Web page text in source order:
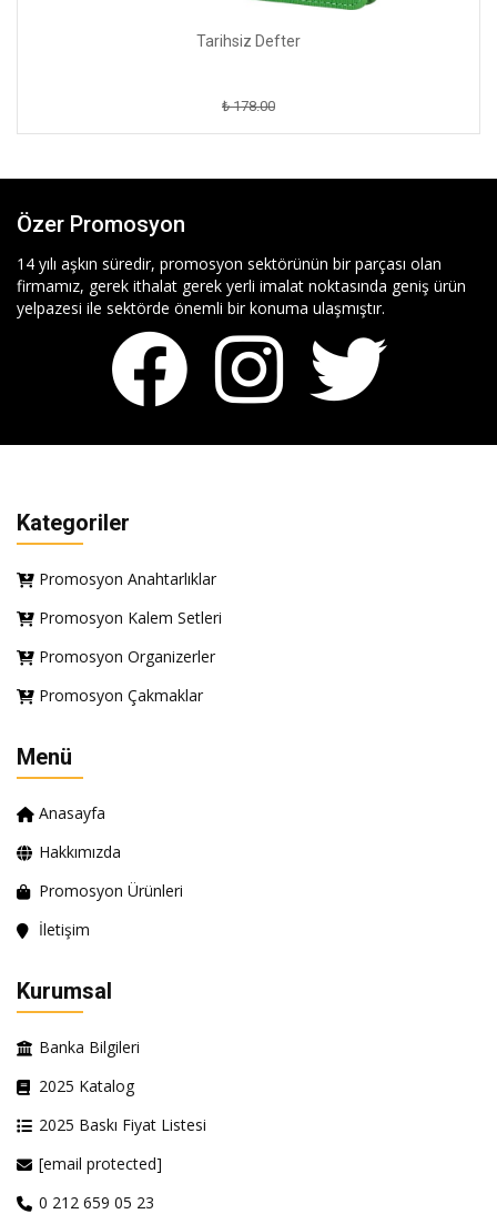
Tarihsiz Defter
₺ 178.00
Özer Promosyon
14 yılı aşkın süredir, promosyon sektörünün bir parçası olan
firmamız, gerek ithalat gerek yerli imalat noktasında geniş ürün
yelpazesi ile sektörde önemli bir konuma ulaşmıştır.
Kategoriler
Promosyon Anahtarlıklar
Promosyon Kalem Setleri
Promosyon Organizerler
Promosyon Çakmaklar
Menü
Anasayfa
Hakkımızda
Promosyon Ürünleri
İletişim
Kurumsal
Banka Bilgileri
2025 Katalog
2025 Baskı Fiyat Listesi
[email protected]
0 212 659 05 23